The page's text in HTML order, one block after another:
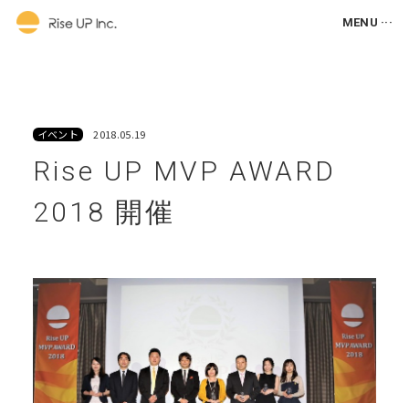
MENU ···
イベント 2018.05.19
Rise UP MVP AWARD
2018 開催